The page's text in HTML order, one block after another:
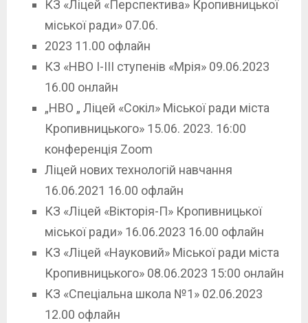
КЗ «Ліцей «Перспектива» Кропивницької
міської ради» 07.06.
2023 11.00 офлайн
КЗ «НВО І-ІІІ ступенів «Мрія» 09.06.2023
16.00 онлайн
„НВО „ Ліцей «Сокіл» Міської ради міста
Кропивницького» 15.06. 2023. 16:00
конференція Zoom
Ліцей нових технологій навчання
16.06.2021 16.00 офлайн
КЗ «Ліцей «Вікторія-П» Кропивницької
міської ради» 16.06.2023 16.00 офлайн
КЗ «Ліцей «Науковий» Міської ради міста
Кропивницького» 08.06.2023 15:00 онлайн
КЗ «Спеціальна школа №1» 02.06.2023
12.00 офлайн